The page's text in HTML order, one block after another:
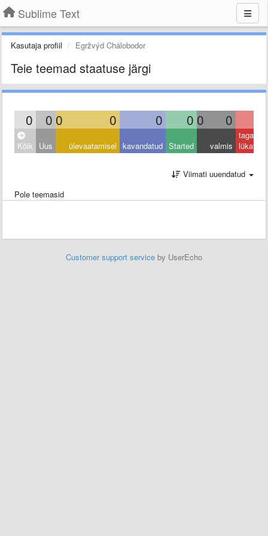
Sublime Text
Kasutaja profiil Egržvýd Chálobodor
Teie teemad staatuse järgi
0 0 0 0 0 0 0 0
Kõik Uus ülevaatamisel kavandatud Started valmis
tagasi
lükatud
Viimati uuendatud
Pole teemasid
Customer support service by UserEcho